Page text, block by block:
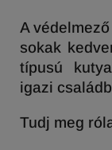
A
sokak
típusú
igazi
Tudj meg